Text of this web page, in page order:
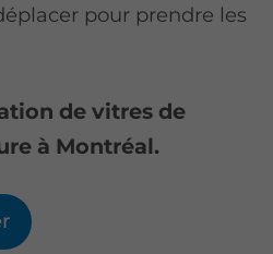
pour prendre les
de vitres de
à Montréal.